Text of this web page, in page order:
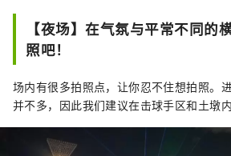
【夜场】在气氛与平常不同的
照吧！
场内有很多拍照点，让你忍不住想拍照。
并不多，因此我们建议在击球手区和土墩内